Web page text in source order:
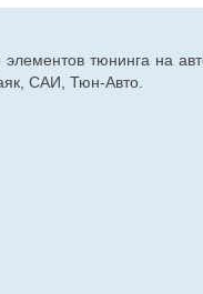
тюнинга на
САИ, Тюн-Авто.